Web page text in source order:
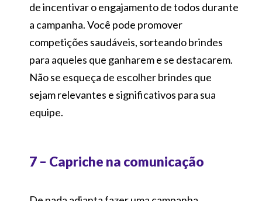
de incentivar o engajamento de todos durante
a campanha. Você pode promover
competições saudáveis, sorteando brindes
para aqueles que ganharem e se destacarem.
Não se esqueça de escolher brindes que
sejam relevantes e significativos para sua
equipe.
7 – Capriche na comunicação